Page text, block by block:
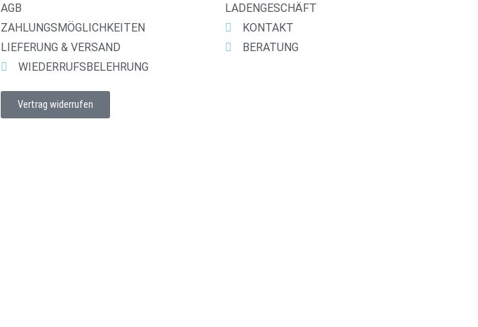
AGB
ZAHLUNGSMÖGLICHKEITEN
LIEFERUNG & VERSAND
WIEDERRUFSBELEHRUNG
Vertrag widerrufen
LADENGESCHÄFT
KONTAKT
BERATUNG